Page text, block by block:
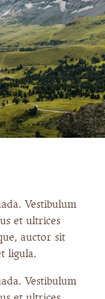
Vestibulum
et ultrices
auctor sit
ligula.
Vestibulum